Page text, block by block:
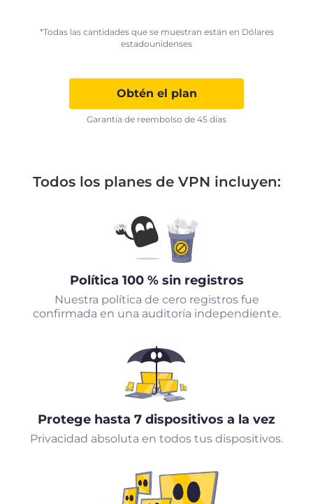
*Todas las cantidades que se muestran están en Dólares
estadounidenses
Obtén el plan
Garantía de reembolso de 45 días
Todos los planes de VPN incluyen:
Política 100 % sin registros
Nuestra política de cero registros fue
confirmada en una auditoría independiente.
Protege hasta 7 dispositivos a la vez
Privacidad absoluta en todos tus dispositivos.